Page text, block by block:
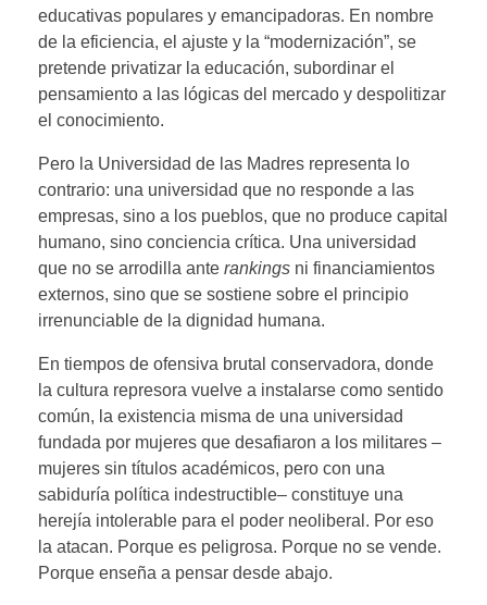
educativas populares y emancipadoras. En nombre
de la eficiencia, el ajuste y la “modernización”, se
pretende privatizar la educación, subordinar el
pensamiento a las lógicas del mercado y despolitizar
el conocimiento.
Pero la Universidad de las Madres representa lo
contrario: una universidad que no responde a las
empresas, sino a los pueblos, que no produce capital
humano, sino conciencia crítica. Una universidad
que no se arrodilla ante rankings ni financiamientos
externos, sino que se sostiene sobre el principio
irrenunciable de la dignidad humana.
En tiempos de ofensiva brutal conservadora, donde
la cultura represora vuelve a instalarse como sentido
común, la existencia misma de una universidad
fundada por mujeres que desafiaron a los militares –
mujeres sin títulos académicos, pero con una
sabiduría política indestructible– constituye una
herejía intolerable para el poder neoliberal. Por eso
la atacan. Porque es peligrosa. Porque no se vende.
Porque enseña a pensar desde abajo.